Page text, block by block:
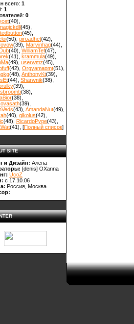
всего: 1
1
0
(40)
(45)
(45)
(50) piroadhet(42)
(39) Marvinhag(44)
(40) WilliamTef(47)
(41) krammula(49)
(49) userwmz(45)
(42) Orgyamapmt(51)
(48) AnthonyKt(39)
(44) Sharwnik(38)
(39)
(38)
(38)
(39)
(43) AmandaNut(49)
(40) gikolus(42)
(48) RicardoPype(43)
(41) , [Полный список]
SITE
и Дизайн: Алена
[denis] OXanna
UcoZ
с 17.10.06
Россия, Москва